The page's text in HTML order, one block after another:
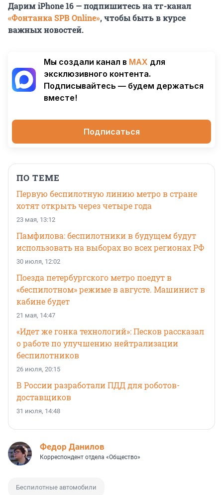
Дарим iPhone 16 — подпишитесь на тг-канал
«Фонтанка SPB Online», чтобы быть в курсе
важных новостей.
Мы создали канал в MAX для
эксклюзивного контента.
Подписывайтесь — будем держаться
вместе!
Подписаться
ПО ТЕМЕ
Первую беспилотную линию метро в стране
хотят открыть через четыре года
23 мая, 13:12
Памфилова: беспилотники в будущем будут
использовать на выборах во всех регионах РФ
30 июля, 12:02
Поезда петербургского метро поедут в
«беспилотном» режиме в августе. Машинист в
кабине будет
21 мая, 14:47
«Идет же гонка технологий»: Песков рассказал
о работе по улучшению нейтрализации
беспилотников
26 июля, 20:15
В России разработали ПДД для роботов-
доставщиков
31 июля, 14:48
Федор Данилов
Корреспондент отдела «Общество»
Беспилотные автомобили